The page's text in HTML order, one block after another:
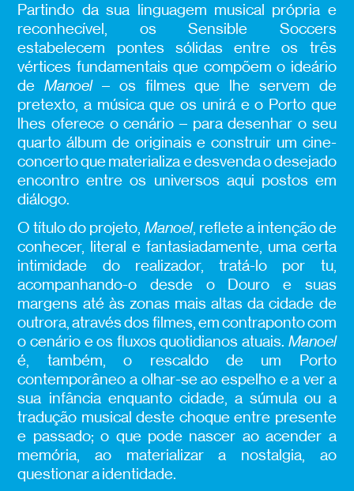
Partindo da sua linguagem musical própria e
reconhecível, os Sensible Soccers
estabelecem pontes sólidas entre os três
vértices fundamentais que compõem o ideário
deManoel– os filmes que lhe servem de
pretexto, a música que os unirá e o Porto que
lhes oferece o cenário – para desenhar o seu
quarto álbum de originais e construir um cine-
concerto que materializa e desvenda o desejado
encontro entre os universos aqui postos em
diálogo.
O título do projeto, Manoel, reflete a intenção de
conhecer, literal e fantasiadamente, uma certa
intimidade do realizador, tratá-lo por tu,
acompanhando-o desde o Douro e suas
margens até às zonas mais altas da cidade de
outrora, através dos filmes, em contraponto com
o cenário e os fluxos quotidianos atuais. Manoel
é, também, o rescaldo de um Porto
contemporâneo a olhar-se ao espelho e a ver a
sua infância enquanto cidade, a súmula ou a
tradução musical deste choque entre presente
e passado; o que pode nascer ao acender a
memória, ao materializar a nostalgia, ao
questionar a identidade.